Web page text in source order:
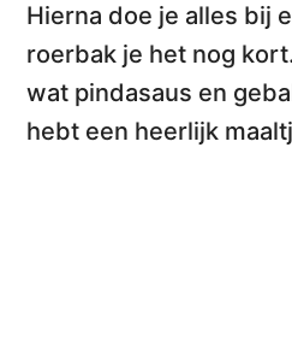
Hierna doe je alles bij
roerbak je het nog
wat pindasaus en
hebt een heerlijk